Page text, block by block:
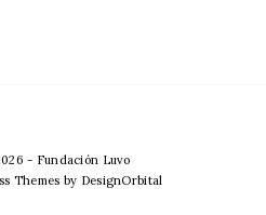
- Fundación Luvo
Themes by DesignOrbital